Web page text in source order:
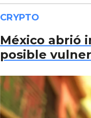
CRYPTO
México abrió
posible